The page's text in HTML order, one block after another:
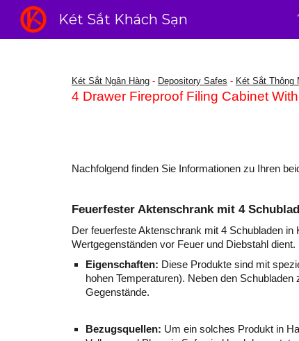
Két Sắt Khách Sạn
Két Sắt Ngân Hàng- Depository Safes - Két Sắt Thông
4 Drawer Fireproof Filing Cabinet
Nachfolgend finden Sie Informationen zu Ihren
Feuerfester Aktenschrank mit 4
Der feuerfeste Aktenschrank mit 4 Schubladen
Wertgegenständen vor Feuer und Diebstahl dient.
Eigenschaften: Diese Produkte sind mit
hohen Temperaturen). Neben den
Gegenstände.
Bezugsquellen: Um ein solches Produkt in